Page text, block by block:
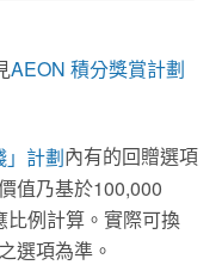
AEON 積分獎賞計劃
」計劃內有的回贈選項
值乃基於100,000
例計算。實際可換
選項為準。